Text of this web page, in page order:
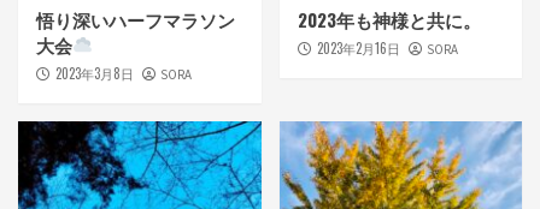
悟り深いハーフマラソン
大会
2023年3月8日 SORA
2023年も神様と共に。
2023年2月16日 SORA